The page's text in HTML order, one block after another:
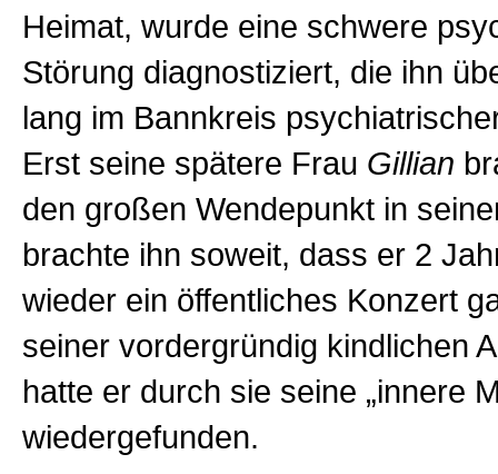
Heimat, wurde eine schwere
Störung diagnostiziert, die ihn
lang im Bannkreis
Erst seine spätere Frau Gillian
den großen Wendepunkt in
brachte ihn soweit, dass er 2
wieder ein öffentliches Konzert
seiner vordergründig kindlichen
hatte er durch sie seine „innere
wiedergefunden.